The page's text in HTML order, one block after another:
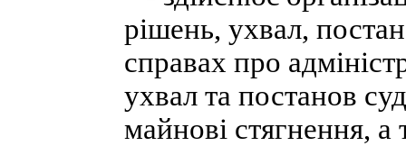
рішень, ухвал,
справах про
ухвал та постанов
майнові стягнення, а